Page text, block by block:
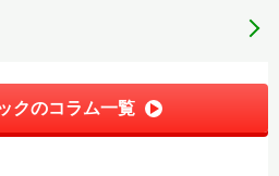
クのコラム一覧